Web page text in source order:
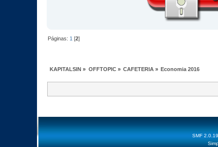
Páginas: 1 [2]
KAPITALSIN » OFFTOPIC» CAFETERIA» Economia 2016
SMF 2.0.19